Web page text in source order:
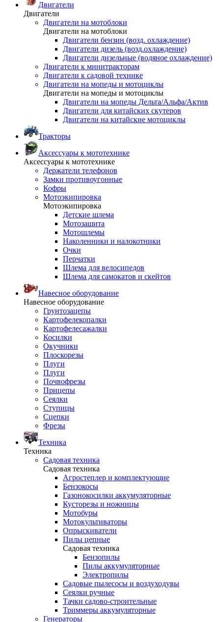
Двигатели
Двигатели
Двигатели на мотоблоки
Двигатели на мотоблоки
Двигатели бензин (возд. охлаждение)
Двигатели дизель (возд.охлаждение)
Двигатели дизельные (водяное охлаждение)
Двигатели к минитракторам
Двигатели к садовой технике
Двигатели на мопеды и мотоциклы
Двигатели на мопеды и мотоциклы
Двигатели на мопеды Дельта/Альфа/Актив
Двигатели для китайских скутеров
Двигатели на китайские мотоциклы
Тракторы
Аксессуары к мототехнике
Аксессуары к мототехнике
Держатели телефонов
Замки противоугонные
Кофры
Мотоэкипировка
Мотоэкипировка
Детские шлема
Мотозащита
Мотошлемы
Наколенники и налокотники
Очки
Перчатки
Шлема для велосипедов
Шлема для самокатов и скейтов
Навесное оборудование
Навесное оборудование
Грунтозацепы
Картофелекопалки
Картофелесажалки
Косилки
Окучники
Плоскорезы
Плуги
Плуги
Почвофрезы
Прицепы
Сеялки
Ступицы
Сцепки
Фрезы
Техника
Техника
Садовая техника
Садовая техника
Агростеплер и комплектующие
Бензокосы
Газонокосилки аккумуляторные
Кусторезы и ножницы
Мотобуры
Мотокультиваторы
Опрыскиватели
Пилы цепные
Садовая техника
Бензопилы
Пилы аккумуляторные
Электропилы
Садовые пылесосы и воздуходувы
Сеялки ручные
Тачки садово-строительные
Триммеры аккумуляторные
Генераторы